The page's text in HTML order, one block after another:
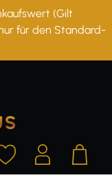
(Gilt
für den Standard-